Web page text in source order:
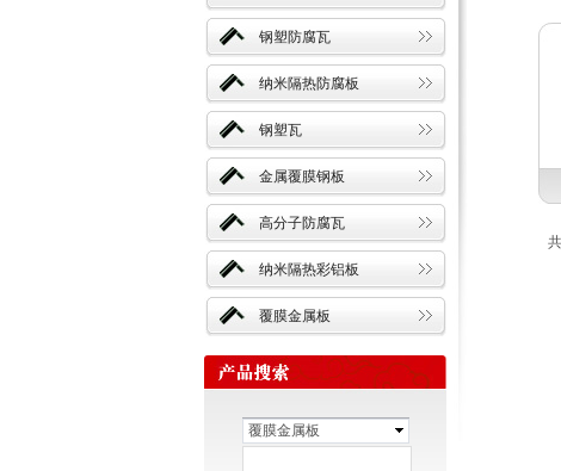
钢塑防腐瓦
纳米隔热防腐板
钢塑瓦
金属覆膜钢板
高分子防腐瓦
纳米隔热彩铝板
覆膜金属板
覆膜金属板